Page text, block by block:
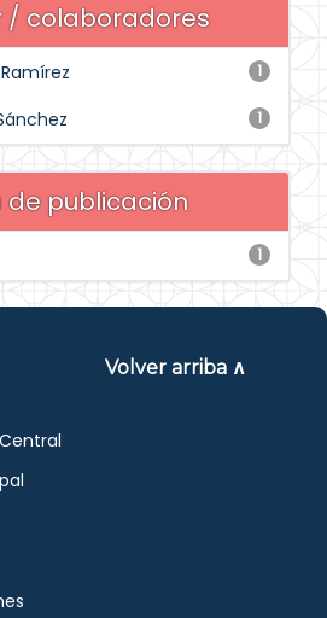
/ colaboradores
1
1
de publicación
1
Volver arriba ∧